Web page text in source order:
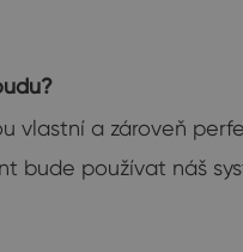
vlastní a zároveň
bude používat náš